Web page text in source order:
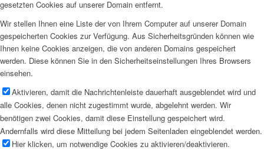
gesetzten Cookies auf unserer Domain entfernt.
Wir stellen Ihnen eine Liste der von Ihrem Computer auf unserer Domain
gespeicherten Cookies zur Verfügung. Aus Sicherheitsgründen können wie
Ihnen keine Cookies anzeigen, die von anderen Domains gespeichert
werden. Diese können Sie in den Sicherheitseinstellungen Ihres Browsers
einsehen.
Aktivieren, damit die Nachrichtenleiste dauerhaft ausgeblendet wird und
alle Cookies, denen nicht zugestimmt wurde, abgelehnt werden. Wir
benötigen zwei Cookies, damit diese Einstellung gespeichert wird.
Andernfalls wird diese Mitteilung bei jedem Seitenladen eingeblendet werden.
Hier klicken, um notwendige Cookies zu aktivieren/deaktivieren.